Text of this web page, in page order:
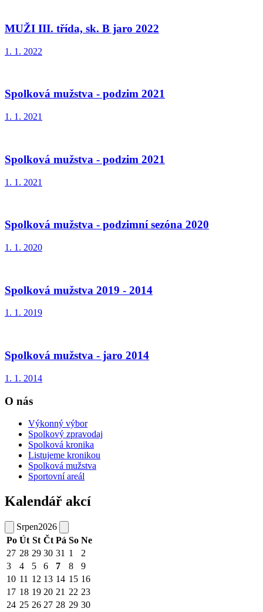
MUŽI III. třída, sk. B jaro 2022
1. 1. 2022
Spolková mužstva - podzim 2021
1. 1. 2021
Spolková mužstva - podzim 2021
1. 1. 2021
Spolková mužstva - podzimní sezóna 2020
1. 1. 2020
Spolková mužstva 2019 - 2014
1. 1. 2019
Spolková mužstva - jaro 2014
1. 1. 2014
O nás
Výkonný výbor
Spolkový zpravodaj
Spolková kronika
Listujeme kronikou
Spolková mužstva
Sportovní areál
Kalendář akcí
Srpen2026
Po Út St Čt Pá So Ne
27 28 29 30 31 1
2
3
4 5 6 7 8
9
10 11 12 13 14 15 16
17 18 19 20 21 22 23
24 25 26 27 28 29 30